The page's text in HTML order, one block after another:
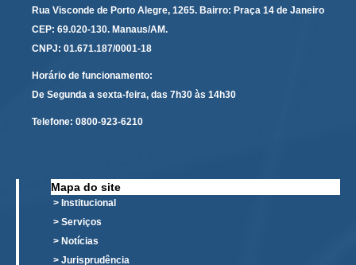
Comitê de Incentivo à Participação Institucional Feminina
no âmbito do TRT-11
Comitê de Prevenção e Enfrentamento do Assédio
Comissão Permanente de Gestão Socioambiental
no Âmbito do TRT11
Comitê de Equidade de Raça, Gênero e Diversidade
Comitê PopRuaJud
Comissão de Justiça Itinerante
Comissão Permanente de Avaliação Documental
Rua Visconde de Porto Alegre, 1265. Bairro: Praça 14 de Janeiro
CEP: 69.020-130. Manaus/AM.
CNPJ: 01.671.187/0001-18
Horário de funcionamento:
De Segunda a sexta-feira, das 7h30 às 14h30
Telefone: 0800-923-6210
Mapa do site
> Institucional
> Serviços
> Notícias
> Jurisprudência